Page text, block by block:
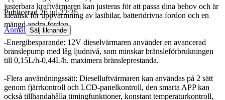
justerbara kraftvärmaren kan justeras för att passa dina behov och är
idealisk för uppvärmning av lastbilar, batteridrivna fordon och en
mängd andra fordon.
-Energibesparande: 12V dieselvärmaren använder en avancerad
bränslepump med låg ljudnivå, som minskar bränsleförbrukningen
till 0,15L/h-0,44L/h. maximera bränsleprestanda.
-Flera användningssätt: Dieselluftvärmaren kan användas på 2 sätt
genom fjärrkontroll och LCD-panelkontroll, den smarta APP kan
också tillhandahålla timingfunktioner, konstant temperaturkontroll,
Publicerad 26 jul 22:35
Anmäl Sälj liknande